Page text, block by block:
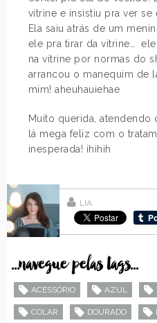
vitrine e insistiu pra ver se
Ela saiu atrás de um
ele pra tirar da vitrine…
na vitrine por normas do
arrancou o manequim de
mim! aheuhauiehae
Muito querida, atendendo
lá mega feliz com o
inesperada! ihihih
LIA
...navegue pelas tags...
ACESSÓRIO AZUL
COLAR DOURADO